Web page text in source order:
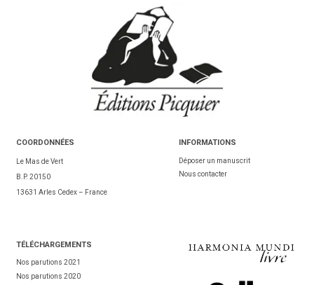
COORDONNÉES
Le Mas de Vert
B.P. 20150
13631 Arles Cedex – France
INFORMATIONS
Déposer un manuscrit
Nous contacter
TÉLÉCHARGEMENTS
Nos parutions 2021
Nos parutions 2020